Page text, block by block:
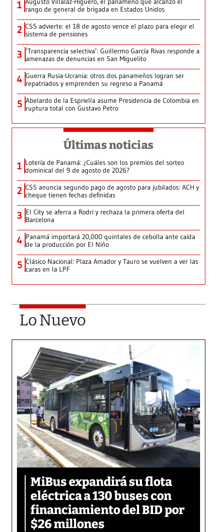
1 rango de general de brigada en Estados Unidos
2 CSS advierte: el 18 de agosto vence el plazo para elegir el
sistema de pensiones
3 ‘Transparencia selectiva’: Guillermo García Rivas responde a
amenazas de denuncias en San Miguelito
4 Guerra Rusia-Ucrania: otros dos panameños logran ser
repatriados y emprenden su regreso a Panamá
5 Abelardo de la Espriella asume Presidencia de Colombia en
ruptura total con Gustavo Petro
Últimas noticias
1 Lotería de Panamá: ¿Cuáles son los premios del sorteo
dominical del 9 de agosto de 2026?
2 CSS anuncia segundo pago de agosto para jubilados: ACH y
cheque tienen fechas definidas
3 El City se aferra a Rodri y rechaza la primera oferta del
Barcelona
4 Panamá importará 20,000 quintales de cebolla ante caída
de la producción por El Niño
5 Clásico Nacional: Plaza Amador y Tauro se vuelven a ver las
caras en la LPF
Lo Nuevo
MiBus expandirá su flota
eléctrica a 130 buses con
financiamiento del BID por
$26 millones